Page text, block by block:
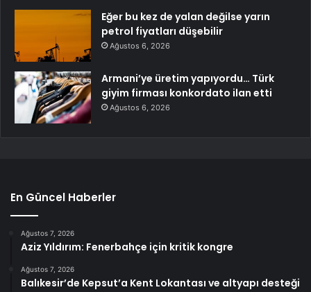
Eğer bu kez de yalan değilse yarın
petrol fiyatları düşebilir
Ağustos 6, 2026
Armani’ye üretim yapıyordu… Türk
giyim firması konkordato ilan etti
Ağustos 6, 2026
En Güncel Haberler
Ağustos 7, 2026
Aziz Yıldırım: Fenerbahçe için kritik kongre
Ağustos 7, 2026
Balıkesir’de Kepsut’a Kent Lokantası ve altyapı desteği